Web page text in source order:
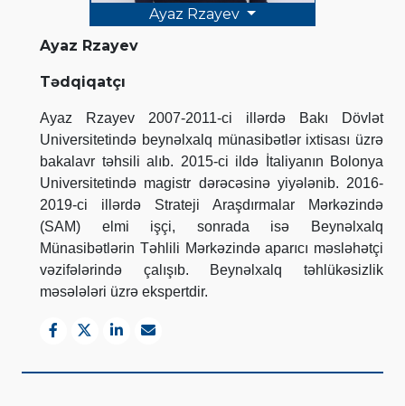
Ayaz Rzayev
Ayaz Rzayev
Tədqiqatçı
Ayaz Rzayev 2007-2011-ci illərdə Bakı Dövlət
Universitetində beynəlxalq münasibətlər ixtisası üzrə
bakalavr təhsili alıb. 2015-ci ildə İtaliyanın Bolonya
Universitetində magistr dərəcəsinə yiyələnib. 2016-
2019-ci illərdə Strateji Araşdırmalar Mərkəzində
(SAM) elmi işçi, sonrada isə Beynəlxalq
Münasibətlərin Təhlili Mərkəzində aparıcı məsləhətçi
vəzifələrində çalışıb. Beynəlxalq təhlükəsizlik
məsələləri üzrə ekspertdir.